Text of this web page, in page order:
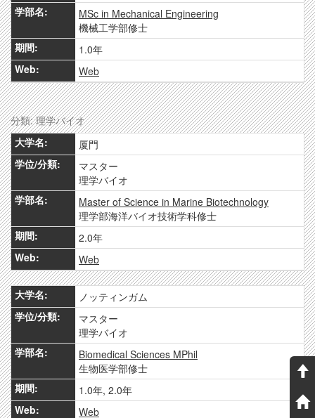
MSc in Mechanical Engineering
機械工学部修士
1.0年
Web
分類: 理学バイオ
厦門
マスター
理学バイオ
Master of Science in Marine Biotechnology
理学部海洋バイオ技術学科修士
2.0年
Web
ノッティンガム
マスター
理学バイオ
Biomedical Sciences MPhil
生物医学部修士
1.0年, 2.0年
Web